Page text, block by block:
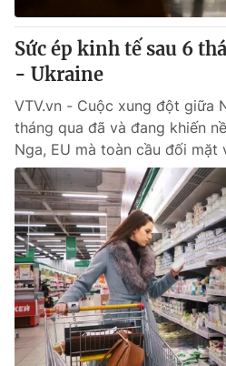
Sức ép kinh tế sau 6
- Ukraine
VTV.vn - Cuộc xung đột giữa
tháng qua đã và đang khiến
Nga, EU mà toàn cầu đối mặt